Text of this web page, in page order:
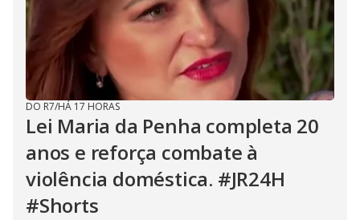
DO R7/HÁ 17 HORAS
Lei Maria da Penha completa 20
anos e reforça combate à
violência doméstica. #JR24H
#Shorts